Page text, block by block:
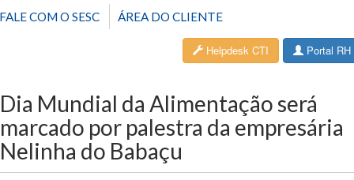
FALE COM O SESC ÁREA DO CLIENTE
Portal RH
Helpdesk CTI
Dia Mundial da Alimentação será
marcado por palestra da empresária
Nelinha do Babaçu